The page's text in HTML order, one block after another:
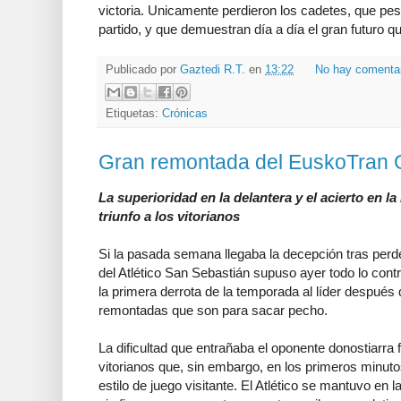
victoria. Unicamente perdieron los cadetes, que
partido, y que demuestran día a día el gran futuro
Publicado por Gaztedi R.T. en 13:22 No hay
Etiquetas: Crónicas
Gran remontada del EuskoTran
La superioridad en la delantera y el acierto en
triunfo a los vitorianos
Si la pasada semana llegaba la decepción tras
del Atlético San Sebastián supuso ayer todo lo
la primera derrota de la temporada al líder
remontadas que son para sacar pecho.
La dificultad que entrañaba el oponente
vitorianos que, sin embargo, en los primeros
estilo de juego visitante. El Atlético se mantuvo en